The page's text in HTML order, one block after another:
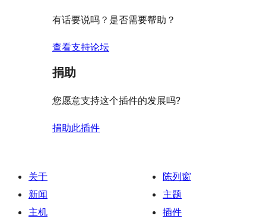
价
有话要说吗？是否需要帮助？
查看支持论坛
捐助
您愿意支持这个插件的发展吗?
捐助此插件
关于
新闻
主机
陈列窗
主题
插件